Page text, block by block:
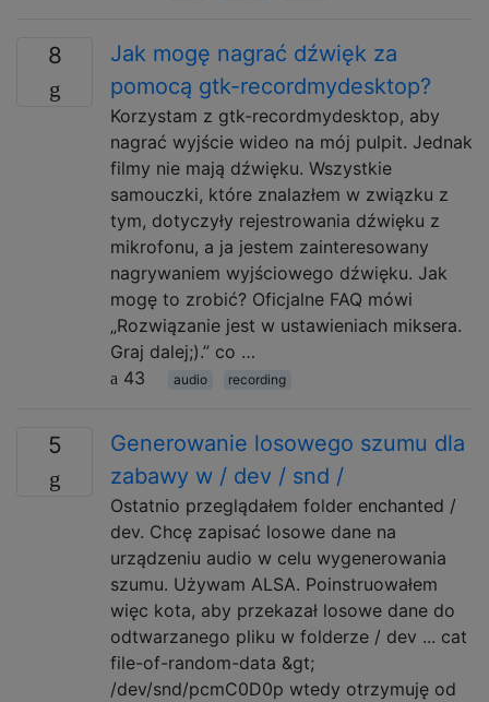
8
Jak mogę nagrać dźwięk za
pomocą gtk-recordmydesktop?
Korzystam z gtk-recordmydesktop, aby
nagrać wyjście wideo na mój pulpit. Jednak
filmy nie mają dźwięku. Wszystkie
samouczki, które znalazłem w związku z
tym, dotyczyły rejestrowania dźwięku z
mikrofonu, a ja jestem zainteresowany
nagrywaniem wyjściowego dźwięku. Jak
mogę to zrobić? Oficjalne FAQ mówi
„Rozwiązanie jest w ustawieniach miksera.
Graj dalej;).” co …
43
audio recording
5
Generowanie losowego szumu dla
zabawy w / dev / snd /
Ostatnio przeglądałem folder enchanted /
dev. Chcę zapisać losowe dane na
urządzeniu audio w celu wygenerowania
szumu. Używam ALSA. Poinstruowałem
więc kota, aby przekazał losowe dane do
odtwarzanego pliku w folderze / dev ... cat
file-of-random-data &gt;
/dev/snd/pcmC0D0p wtedy otrzymuję od